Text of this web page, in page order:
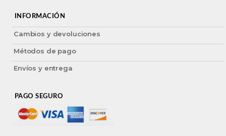
INFORMACIÓN
Cambios y devoluciones
Métodos de pago
Envíos y entrega
PAGO SEGURO